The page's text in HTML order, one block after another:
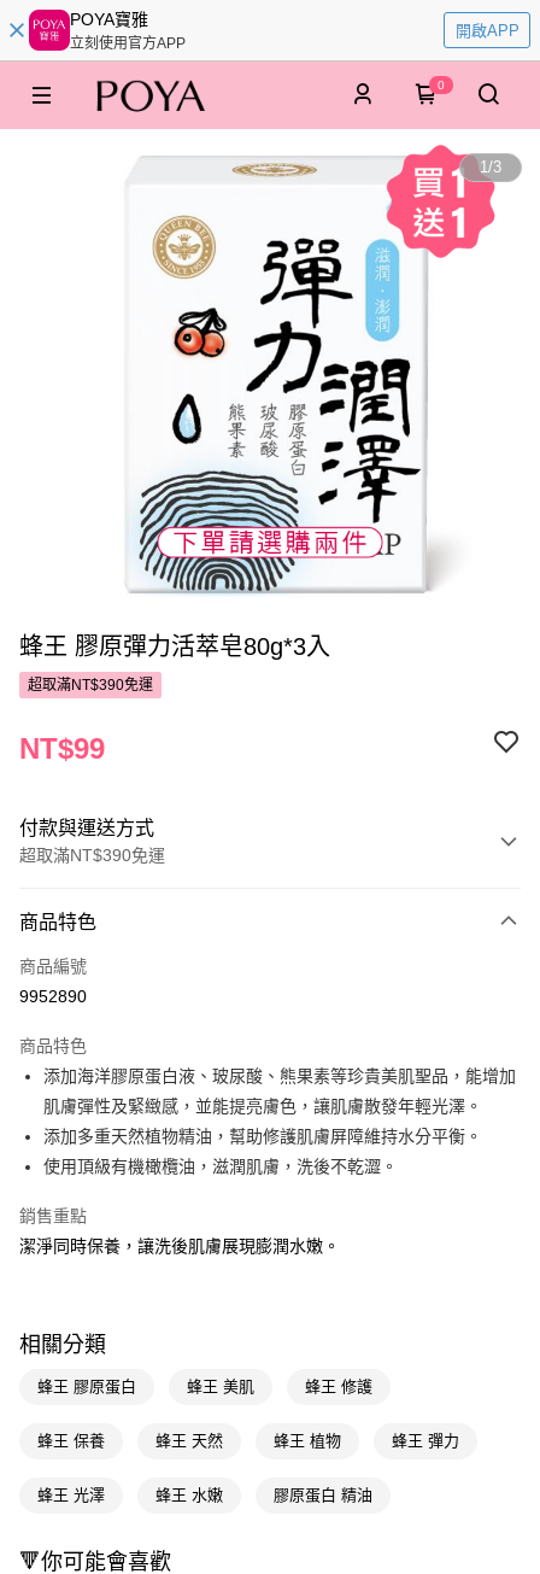
POYA寶雅
立刻使用官方APP
開啟APP
0
1/3
蜂王 膠原彈力活萃皂80g*3入
超取滿NT$390免運
NT$99
付款與運送方式
超取滿NT$390免運
POYA支付
信用卡一次付款
LINE Pay
Apple Pay
街口支付
悠遊付
Google Pay
【關於「AFTEE先享後付」】
便利好安心！
２．便利：只要手機號碼，簡訊認證，即可結帳。
【「AFTEE先享後付」結帳流程】
２．訂單成立數日內，您將收到繳費通知簡訊。
每筆NT$65，滿NT$390(含以上)免運費
商品特色
商品編號
9952890
商品特色
添加海洋膠原蛋白液、玻尿酸、熊果素等珍貴美肌聖品，能增加
肌膚彈性及緊緻感，並能提亮膚色，讓肌膚散發年輕光澤。
添加多重天然植物精油，幫助修護肌膚屏障維持水分平衡。
使用頂級有機橄欖油，滋潤肌膚，洗後不乾澀。
銷售重點
潔淨同時保養，讓洗後肌膚展現膨潤水嫩。
相關分類
蜂王 膠原蛋白 蜂王 美肌 蜂王 修護
蜂王 保養 蜂王 天然 蜂王 植物 蜂王 彈力
蜂王 光澤 蜂王 水嫩 膠原蛋白 精油
🔻你可能會喜歡